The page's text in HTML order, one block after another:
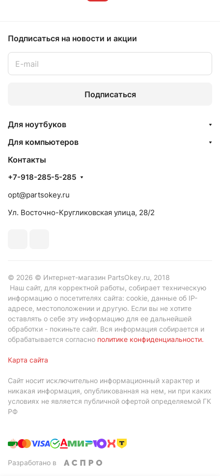
Подписаться на новости и акции
Подписаться
Для ноутбуков
Для компьютеров
Контакты
+7-918-285-5-285
opt@partsokey.ru
Ул. Восточно-Кругликовская улица, 28/2
© 2026 © Интернет-магазин PartsOkey.ru, 2018
Наш сайт, для корректной работы, собирает техническую
информацию о посетителях сайта: cookie, данные об IP-
адресе, местоположении и другую. Если вы не хотите
оставлять о себе эту информацию для ее дальнейшей
обработки - покиньте сайт. Вся информация собирается и
обрабатывается согласно политике конфиденциальности.
Карта сайта
Сайт носит исключительно информационный характер и
никакая информация, опубликованная на нем, ни при каких
условиях не является публичной офертой определяемой ГК
РФ
Разработано в